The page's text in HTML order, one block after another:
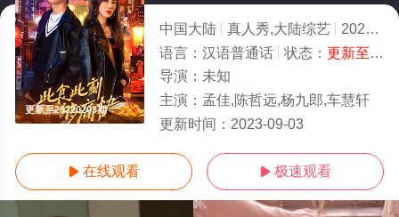
更新至20220203期
中国大陆 真人秀,大陆综艺 2021
语言： 汉语普通话 状态： 更新至20220203期
导演： 未知
主演： 孟佳,陈哲远,杨九郎,车慧轩
更新时间： 2023-09-03
 在线观看  极速观看